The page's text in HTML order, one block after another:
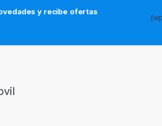
y recibe ofertas